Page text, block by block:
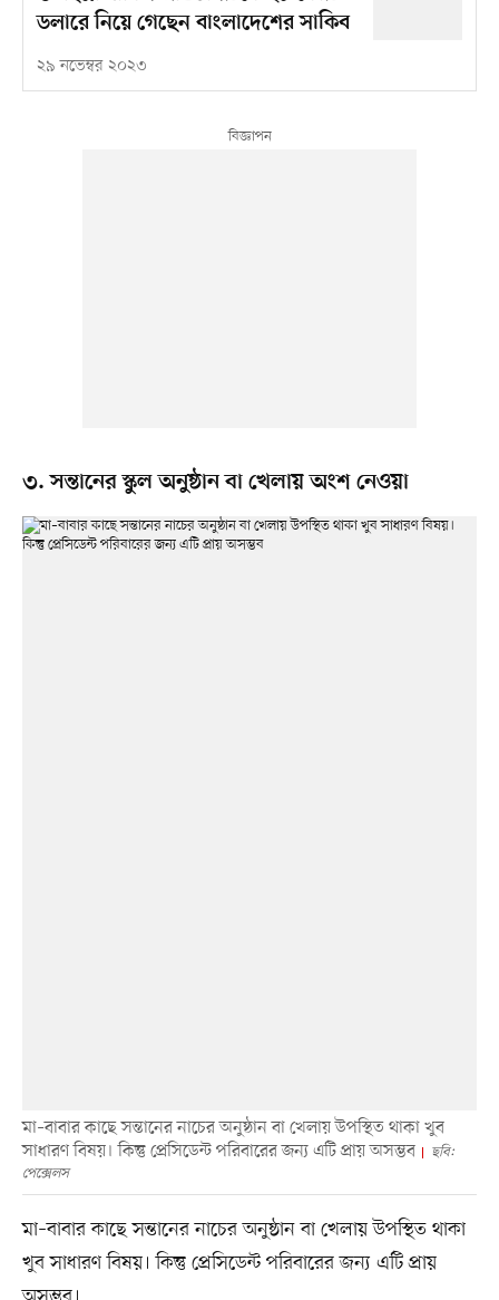
ডলারে নিয়ে গেছেন বাংলাদেশের সাকিব
২৯ নভেম্বর ২০২৩
৩. সন্তানের স্কুল অনুষ্ঠান বা খেলায় অংশ নেওয়া
মা–বাবার কাছে সন্তানের নাচের অনুষ্ঠান বা খেলায় উপস্থিত থাকা খুব
সাধারণ বিষয়। কিন্তু প্রেসিডেন্ট পরিবারের জন্য এটি প্রায় অসম্ভব
ছবি:
পেক্সেলস
মা–বাবার কাছে সন্তানের নাচের অনুষ্ঠান বা খেলায় উপস্থিত থাকা
খুব সাধারণ বিষয়। কিন্তু প্রেসিডেন্ট পরিবারের জন্য এটি প্রায়